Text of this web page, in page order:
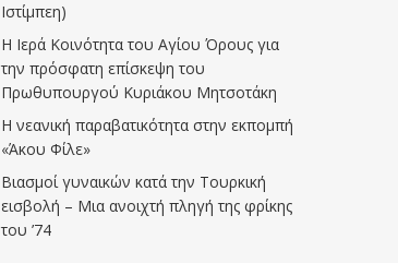
Ιστίμπεη)
Η Ιερά Κοινότητα του Αγίου Όρους για
την πρόσφατη επίσκεψη του
Πρωθυπουργού Κυριάκου Μητσοτάκη
Η νεανική παραβατικότητα στην εκπομπή
«Άκου Φίλε»
Βιασμοί γυναικών κατά την Τουρκική
εισβολή – Μια ανοιχτή πληγή της φρίκης
του ’74